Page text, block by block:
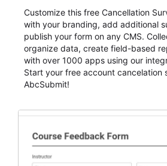
Customize this free Cancellation
with your branding, add additional
publish your form on any CMS.
organize data, create field-based
with over 1000 apps using our
Start your free account cancelation
AbcSubmit!